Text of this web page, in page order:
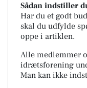
Sådan indstiller
Har du et godt
skal du udfylde
oppe i artiklen.
Alle medlemmer
idrætsforening
Man kan ikke